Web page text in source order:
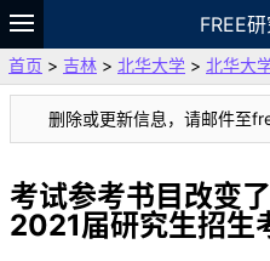
FREE
题库
故事 专题
VIP
资料
首页 > 吉林 > 北华大学 > 北华大
删除或更新信息，请邮件至
考试参考书目改变
2021届研究生招生